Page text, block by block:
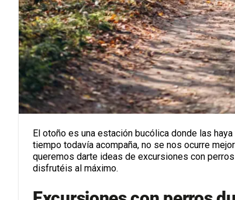
El otoño es una estación bucólica donde las
tiempo todavía acompaña, no se nos ocurre
queremos darte ideas de excursiones con
disfrutéis al máximo.